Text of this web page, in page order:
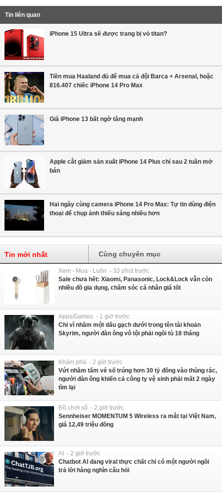
Tin liên quan
iPhone 15 Ultra sẽ được trang bị vỏ titan?
Tiền mua Haaland đủ để mua cả đội Barca + Arsenal, hoặc
816.407 chiếc iPhone 14 Pro Max
Giá iPhone 13 bất ngờ tăng mạnh
Apple cắt giảm sản xuất iPhone 14 Plus chỉ sau 2 tuần mở
bán
Hai ngày cùng camera iPhone 14 Pro Max: Tự tin dùng điện
thoại để chụp ảnh thiếu sáng nhiều hơn
Tin mới nhất Cùng chuyên mục
Xem - Mua - Luôn - 33 phút trước
Sale chưa hết: Xiaomi, Panasonic, Lock&Lock vẫn còn
nhiều đồ gia dụng, chăm sóc cá nhân giá tốt
Apps/Games - 1 giờ trước
Chỉ vì nhầm một dấu gạch dưới trong tên tài khoản
Skyrim, người đàn ông vô tội phải ngồi tù 18 tháng
Khám phá - 2 giờ trước
Vứt nhầm tấm vé số trúng hơn 30 tỷ đồng vào thùng rác,
người đàn ông khiến cả công ty vệ sinh phải mất 2 ngày
tìm lại
Đồ chơi số - 2 giờ trước
Sennheiser MOMENTUM 5 Wireless ra mắt tại Việt Nam,
giá 12,49 triệu đồng
AI - 2 giờ trước
Chatbot AI đang viral thực chất chỉ có một người ngồi
trả lời hàng nghìn câu hỏi